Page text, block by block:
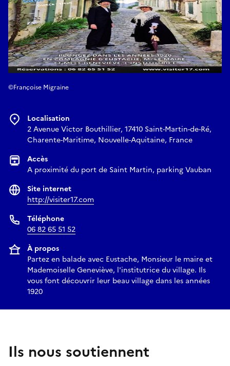
©Françoise Migraine
Localisation
2 Avenue Victor Bouthillier, 17410 Saint-Martin-de-Ré,
Charente-Maritime, Nouvelle-Aquitaine, France
Accès
A proximité du port de Saint Martin, parking Vauban
Site internet
http://visiter17.com
Téléphone
06 82 65 51 52
À propos
Partez en balade avec Eustache, Monsieur le maire et
Mademoiselle Geneviève, l'institutrice du village. Ils
vous font découvrir leur beau village dans les années
1920
Ils nous soutiennent